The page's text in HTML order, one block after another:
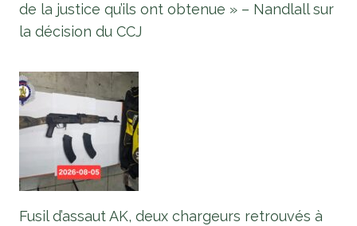
de la justice qu’ils ont obtenue » – Nandlall sur
la décision du CCJ
Fusil d’assaut AK, deux chargeurs retrouvés à